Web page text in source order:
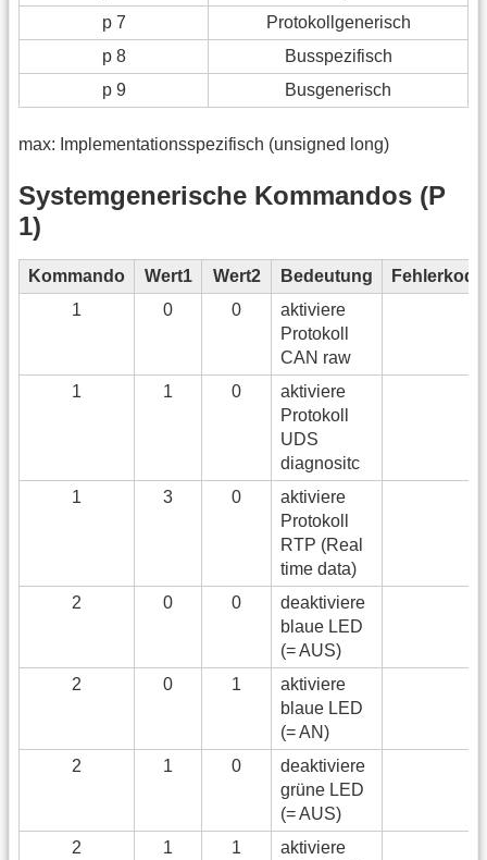
p 7
Protokollgenerisch
p 8
Busspezifisch
p 9
Busgenerisch
max: Implementationsspezifisch (unsigned long)
Systemgenerische Kommandos (P
1)
Kommando Wert1 Wert2 Bedeutung
1
0 0
aktiviere
Protokoll
CAN raw
1
1 0
aktiviere
Protokoll
UDS
diagnositc
1
3 0
aktiviere
Protokoll
RTP (Real
time data)
2
0 0
deaktiviere
blaue LED
(= AUS)
2
0 1
aktiviere
blaue LED
(= AN)
2
1 0
deaktiviere
grüne LED
(= AUS)
2
1 1
aktiviere